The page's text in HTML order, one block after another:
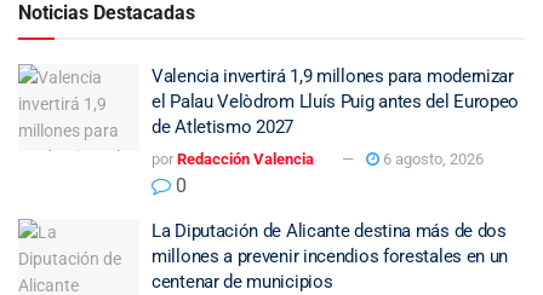
Noticias Destacadas
Valencia invertirá 1,9 millones para modernizar
el Palau Velòdrom Lluís Puig antes del Europeo
de Atletismo 2027
por Redacción Valencia 6 agosto, 2026
0
La Diputación de Alicante destina más de dos
millones a prevenir incendios forestales en un
centenar de municipios